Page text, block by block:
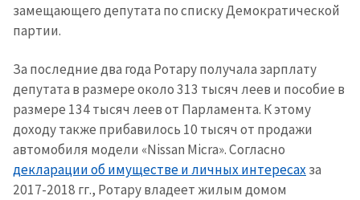
замещающего депутата по списку Демократической
партии.
За последние два года Ротару получала зарплату
депутата в размере около 313 тысяч леев и пособие в
размере 134 тысяч леев от Парламента. К этому
доходу также прибавилось 10 тысяч от продажи
автомобиля модели «Nissan Micra». Согласно
декларации об имуществе и личных интересахза
2017-2018 гг., Ротару владеет жилым домом